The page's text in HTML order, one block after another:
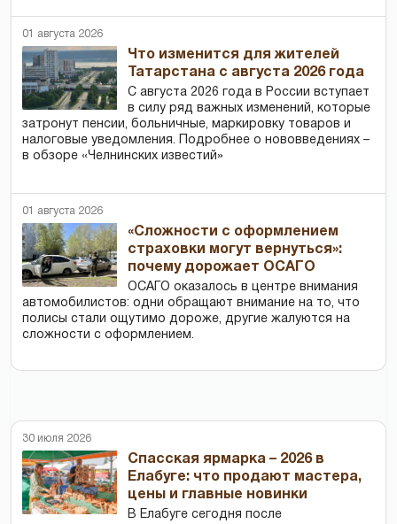
01 августа 2026
Что изменится для жителей
Татарстана с августа 2026 года
С августа 2026 года в России вступает
в силу ряд важных изменений, которые
затронут пенсии, больничные, маркировку товаров и
налоговые уведомления. Подробнее о нововведениях –
в обзоре «Челнинских известий»
01 августа 2026
«Сложности с оформлением
страховки могут вернуться»:
почему дорожает ОСАГО
ОСАГО оказалось в центре внимания
автомобилистов: одни обращают внимание на то, что
полисы стали ощутимо дороже, другие жалуются на
сложности с оформлением.
30 июля 2026
Спасская ярмарка – 2026 в
Елабуге: что продают мастера,
цены и главные новинки
В Елабуге сегодня после